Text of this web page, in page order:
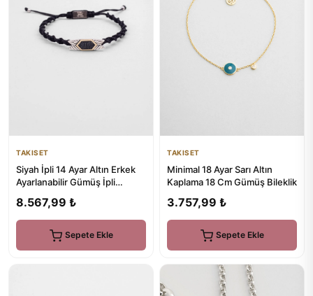
TAKISET
Siyah İpli 14 Ayar Altın Erkek
Ayarlanabilir Gümüş İpli
8.567,99 ₺
Sepete Ekle
TAKISET
Minimal 18 Ayar Sarı Altın
Kaplama 18 Cm Gümüş Bileklik
3.757,99 ₺
Sepete Ekle